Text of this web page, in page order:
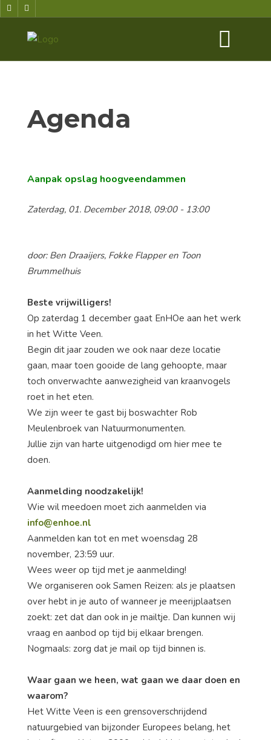
Agenda
Aanpak opslag hoogveendammen
Zaterdag, 01. December 2018, 09:00 - 13:00
door: Ben Draaijers, Fokke Flapper en Toon
Brummelhuis
Beste vrijwilligers!
Op zaterdag 1 december gaat EnHOe aan het werk
in het Witte Veen.
Begin dit jaar zouden we ook naar deze locatie
gaan, maar toen gooide de lang gehoopte, maar
toch onverwachte aanwezigheid van kraanvogels
roet in het eten.
We zijn weer te gast bij boswachter Rob
Meulenbroek van Natuurmonumenten.
Jullie zijn van harte uitgenodigd om hier mee te
doen.
Aanmelding noodzakelijk!
Wie wil meedoen moet zich aanmelden via
info@enhoe.nl
Aanmelden kan tot en met woensdag 28
november, 23:59 uur.
Wees weer op tijd met je aanmelding!
We organiseren ook Samen Reizen: als je plaatsen
over hebt in je auto of wanneer je meerijplaatsen
zoekt: zet dat dan ook in je mailtje. Dan kunnen wij
vraag en aanbod op tijd bij elkaar brengen.
Nogmaals: zorg dat je mail op tijd binnen is.
Waar gaan we heen, wat gaan we daar doen en
waarom?
Het Witte Veen is een grensoverschrijdend
natuurgebied van bijzonder Europees belang, het